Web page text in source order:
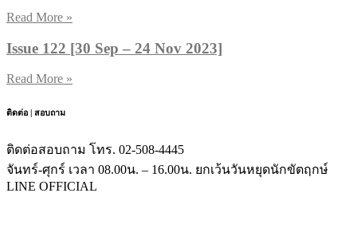
Read More »
Issue 122 [30 Sep – 24 Nov 2023]
Read More »
ติดต่อ | สอบถาม
ติดต่อสอบถาม โทร. 02-508-4445
จันทร์-ศุกร์ เวลา 08.00น. – 16.00น. ยกเว้นวันหยุดนักขัตฤกษ์
LINE OFFICIAL